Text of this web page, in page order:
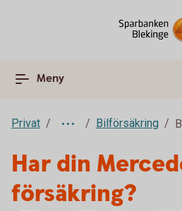
Meny
Privat Bilförsäkring
Har din
försäkring?